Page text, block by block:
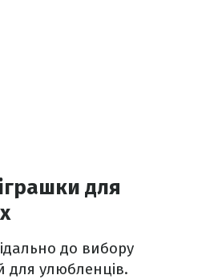
для
до вибору
для улюбленців.